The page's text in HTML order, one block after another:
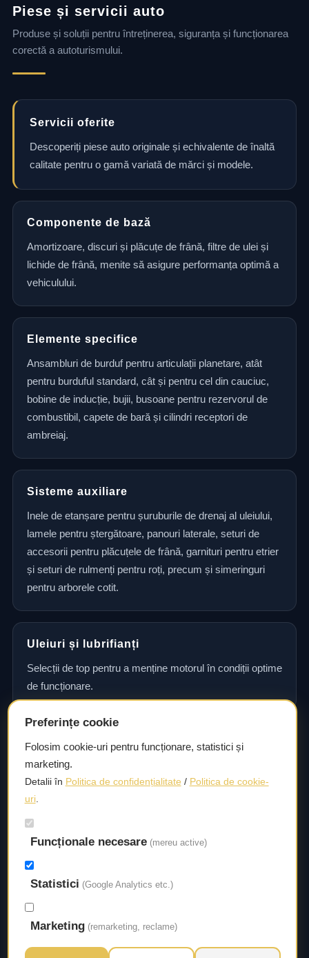
Piese și servicii auto
Produse și soluții pentru întreținerea, siguranța și funcționarea
corectă a autoturismului.
Servicii oferite
Descoperiți piese auto originale și echivalente de înaltă
calitate pentru o gamă variată de mărci și modele.
Componente de bază
Amortizoare, discuri și plăcuțe de frână, filtre de ulei și
lichide de frână, menite să asigure performanța optimă a
vehiculului.
Elemente specifice
Ansambluri de burduf pentru articulații planetare, atât
pentru burduful standard, cât și pentru cel din cauciuc,
bobine de inducție, bujii, busoane pentru rezervorul de
combustibil, capete de bară și cilindri receptori de
ambreiaj.
Sisteme auxiliare
Inele de etanșare pentru șuruburile de drenaj al uleiului,
lamele pentru ștergătoare, panouri laterale, seturi de
accesorii pentru plăcuțele de frână, garnituri pentru etrier
și seturi de rulmenți pentru roți, precum și simeringuri
pentru arborele cotit.
Uleiuri și lubrifianți
Selecții de top pentru a menține motorul în condiții optime
de funcționare.
Consultanță și asistență tehnică
Consultanță și asistență tehnică pentru alegerea pieselor
potrivite și efectuarea reparațiilor sau întreținerii corecte.
Livrare rapidă
Asigurăm un timp de livrare scurt, astfel încât să aveți
acces la piesele necesare fără întârzieri.
Preferințe cookie
Folosim cookie-uri pentru funcționare, statistici și
marketing.
Detalii în Politica de confidențialitate / Politica de cookie-
uri.
Funcționale necesare (mereu active)
Statistici (Google Analytics etc.)
Marketing (remarketing, reclame)